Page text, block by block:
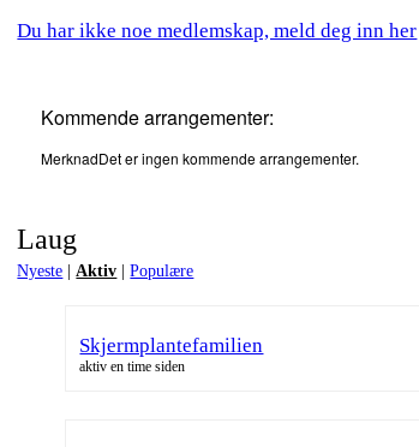
Du har ikke noe medlemskap, meld deg inn her
Kommende arrangementer:
MerknadDet er ingen kommende arrangementer.
Laug
Nyeste | Aktiv | Populære
Skjermplantefamilien
aktiv en time siden